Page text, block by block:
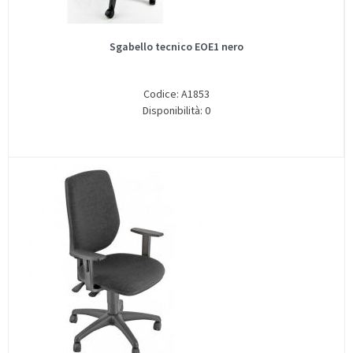
Sgabello tecnico EOE1 nero
Codice: A1853
Disponibilità: 0